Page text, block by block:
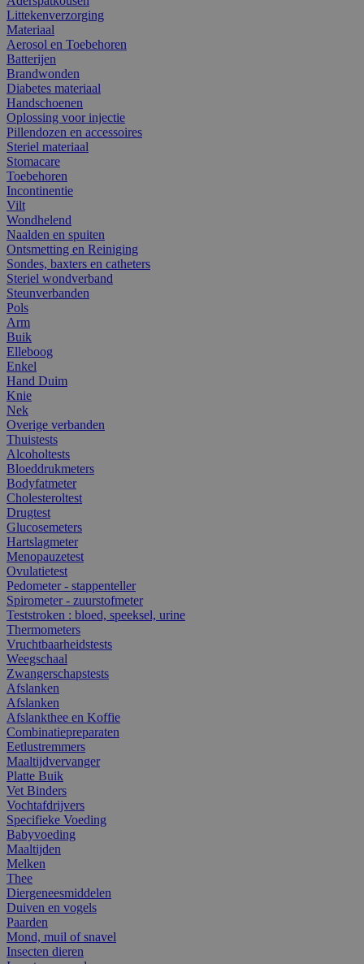
Littekenverzorging
Materiaal
Aerosol en Toebehoren
Batterijen
Brandwonden
Diabetes materiaal
Handschoenen
Oplossing voor injectie
Pillendozen en accessoires
Steriel materiaal
Stomacare
Toebehoren
Incontinentie
Vilt
Wondhelend
Naalden en spuiten
Ontsmetting en Reiniging
Sondes, baxters en catheters
Steriel wondverband
Steunverbanden
Pols
Arm
Buik
Elleboog
Enkel
Hand Duim
Knie
Nek
Overige verbanden
Thuistests
Alcoholtests
Bloeddrukmeters
Bodyfatmeter
Cholesteroltest
Drugtest
Glucosemeters
Hartslagmeter
Menopauzetest
Ovulatietest
Pedometer - stappenteller
Spirometer - zuurstofmeter
Teststroken : bloed, speeksel, urine
Thermometers
Vruchtbaarheidstests
Weegschaal
Zwangerschapstests
Afslanken
Afslanken
Afslankthee en Koffie
Combinatiepreparaten
Eetlustremmers
Maaltijdvervanger
Platte Buik
Vet Binders
Vochtafdrijvers
Specifieke Voeding
Babyvoeding
Maaltijden
Melken
Thee
Diergeneesmiddelen
Duiven en vogels
Paarden
Mond, muil of snavel
Insecten dieren